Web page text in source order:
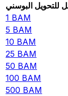
للتحويل البوسني
1 BAM
5 BAM
10 BAM
25 BAM
50 BAM
100 BAM
500 BAM